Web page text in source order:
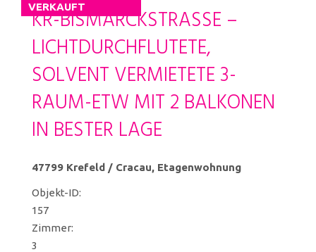
VERKAUFT
KR-BISMARCKSTRASSE –
LICHTDURCHFLUTETE,
SOLVENT VERMIETETE 3-
RAUM-ETW MIT 2 BALKONEN
IN BESTER LAGE
47799 Krefeld / Cracau, Etagenwohnung
Objekt-ID:
157
Zimmer:
3